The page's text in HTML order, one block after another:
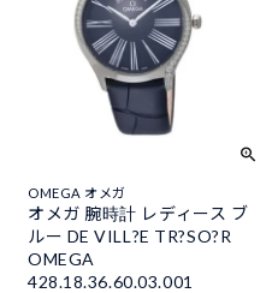
OMEGA オメガ
オメガ 腕時計 レディース ブ
ルー DE VILL?E TR?SO?R
OMEGA
428.18.36.60.03.001